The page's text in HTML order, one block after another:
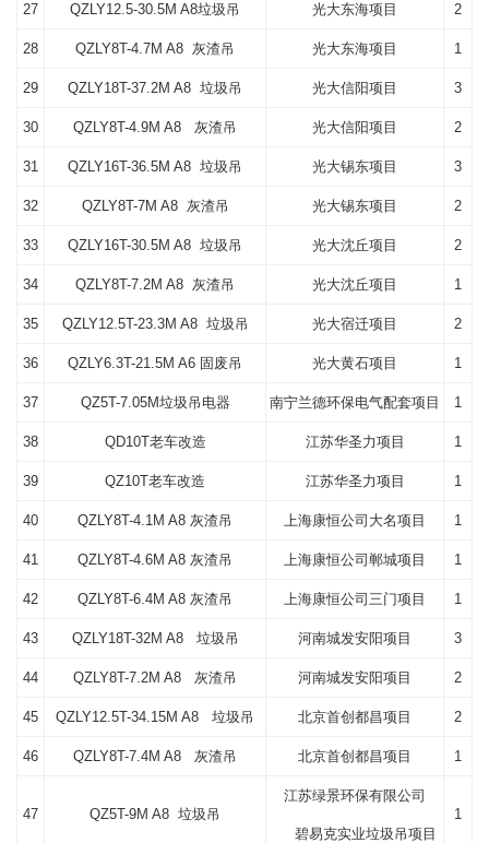
27 QZLY12.5-30.5M A8垃圾吊 光大东海项目 2
28 QZLY8T-4.7M A8 灰渣吊 光大东海项目 1
29 QZLY18T-37.2M A8 垃圾吊 光大信阳项目 3
30 QZLY8T-4.9M A8 灰渣吊 光大信阳项目 2
31 QZLY16T-36.5M A8 垃圾吊 光大锡东项目 3
32 QZLY8T-7M A8 灰渣吊 光大锡东项目 2
33 QZLY16T-30.5M A8 垃圾吊 光大沈丘项目 2
34 QZLY8T-7.2M A8 灰渣吊 光大沈丘项目 1
35 QZLY12.5T-23.3M A8 垃圾吊 光大宿迁项目 2
36 QZLY6.3T-21.5M A6 固废吊 光大黄石项目 1
37 QZ5T-7.05M垃圾吊电器 南宁兰德环保电气配套项目 1
38 QD10T老车改造 江苏华圣力项目 1
39 QZ10T老车改造 江苏华圣力项目 1
40 QZLY8T-4.1M A8 灰渣吊 上海康恒公司大名项目 1
41 QZLY8T-4.6M A8 灰渣吊 上海康恒公司郸城项目 1
42 QZLY8T-6.4M A8 灰渣吊 上海康恒公司三门项目 1
43 QZLY18T-32M A8 垃圾吊 河南城发安阳项目 3
44 QZLY8T-7.2M A8 灰渣吊 河南城发安阳项目 2
45 QZLY12.5T-34.15M A8 垃圾吊 北京首创都昌项目 2
46 QZLY8T-7.4M A8 灰渣吊 北京首创都昌项目 1
47 QZ5T-9M A8 垃圾吊
江苏绿景环保有限公司
碧易克实业垃圾吊项目
1